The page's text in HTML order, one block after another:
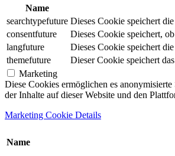
Name
searchtypefuture Dieses Cookie speichert
consentfuture
Dieses Cookie speichert,
langfuture
Dieses Cookie speichert
themefuture
Dieser Cookie speichert
Marketing
Diese Cookies ermöglichen es
der Inhalte auf dieser Website und den
Marketing Cookie Details
Name